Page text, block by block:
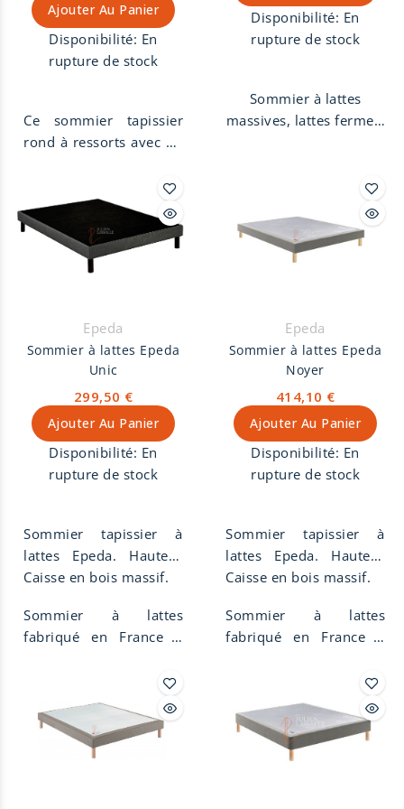
Disponible en coutil
rayé 100% coton ou en
unis 100% coton, 10
Ajouter Au Panier
Disponibilité: En
rupture de stock
Ce sommier tapissier
rond à ressorts avec un
végétal est fabriqué à la
main dans notre atelier
de tapissier décorateur
à Die dans la Drôme.
Sommier rond avec
naturel sur la partie
centrale. Sommier rond
de diamètre 220 cm,
démontable en 5
parties pour une
livraison plus facile par
un escalier ou un
passage de porte.
coloris 100% coton 1/2
natté.
Disponibilité: En
rupture de stock
Sommier à lattes
massives, lattes fermes,
Sommier garanti 5 ans.
Fabriqué en France.
Epeda
Sommier à lattes Epeda
Unic
299,50 €
Ajouter Au Panier
Disponibilité: En
rupture de stock
Sommier tapissier à
lattes Epeda. Hauteur
de 14 cm, suspension
ferme.
Caisse en bois massif.
Sommier à lattes
fabriqué en France à
Epeda
Sommier à lattes Epeda
Noyer
414,10 €
Ajouter Au Panier
Disponibilité: En
rupture de stock
Sommier tapissier à
lattes Epeda. Hauteur
de 15 cm, suspension
ferme. Raffermit le
confort de votre literie.
Caisse en bois massif.
Sommier à lattes
fabriqué en France à